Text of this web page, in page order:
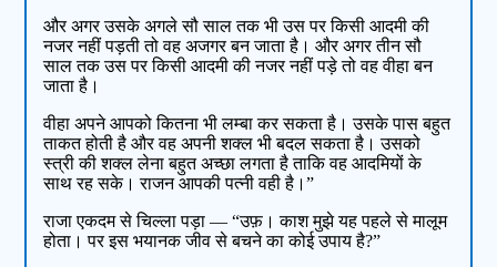
और अगर उसके अगले सौ साल तक भी उस पर किसी आदमी की
नजर नहीं पड़ती तो वह अजगर बन जाता है। और अगर तीन सौ
साल तक उस पर किसी आदमी की नजर नहीं पड़े तो वह वीहा बन
जाता है।
वीहा अपने आपको कितना भी लम्बा कर सकता है। उसके पास बहुत
ताकत होती है और वह अपनी शक्ल भी बदल सकता है। उसको
स्त्री की शक्ल लेना बहुत अच्छा लगता है ताकि वह आदमियों के
साथ रह सके। राजन आपकी पत्नी वही है।”
राजा एकदम से चिल्ला पड़ा — “उफ़। काश मुझे यह पहले से मालूम
होता। पर इस भयानक जीव से बचने का कोई उपाय है?”